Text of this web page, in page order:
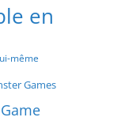
en
même
Games